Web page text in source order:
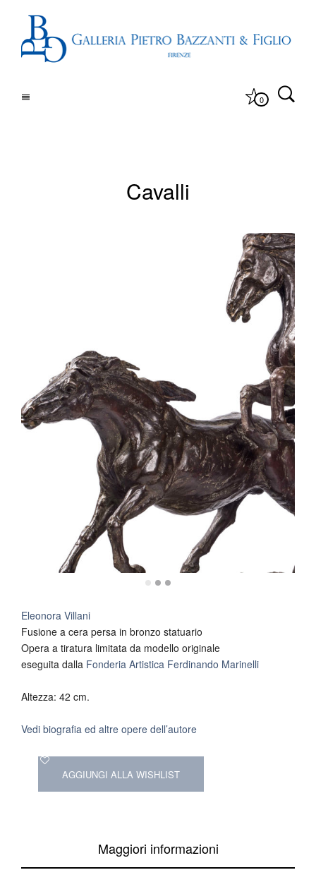
0
Cavalli
Eleonora Villani
Fusione a cera persa in bronzo statuario
Opera a tiratura limitata da modello originale
eseguita dalla Fonderia Artistica Ferdinando Marinelli
Altezza: 42 cm.
Vedi biografia ed altre opere dell’autore
AGGIUNGI ALLA WISHLIST
Maggiori informazioni